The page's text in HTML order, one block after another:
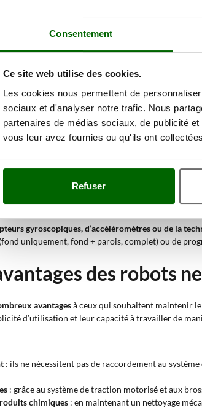
Consentement
Ce site web utilise des cookies.
Les cookies nous permettent de
sociaux et d'analyser notre trafic. Nous
partenaires de médias sociaux, de publicité
vous leur avez fournies ou qu'ils ont
Refuser
ou utilisation continue.
le robot
dispositif autonomequi, une fois immergé dans le
raccordé au réseau électrique domestique, qui
et les capteurs d’orientation.
phases :
: le robot doit être immergé manuellement dans le
composé de roues en caoutchouc ou de
(en PVC ou en mousse pour les surfaces
sont aspirées par une pompe interne et
du programme (généralement entre 60 et 180
gyroscopiques, d’accéléromètres ou de la
uniquement, fond + parois, complet) ou de
des robots
avantagesà ceux qui souhaitent maintenir
d’utilisation et leur capacité à travailler de
: ils ne nécessitent pas de raccordement au
: grâce au système de traction motorisé et aux
chimiques : en maintenant un nettoyage